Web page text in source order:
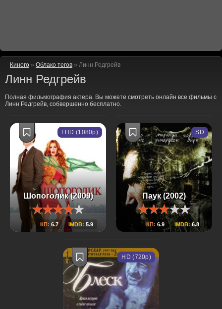
Киного » Облако тегов » Линн Редгрейв
Линн Редгрейв
Полная фильмография актера. Вы можете смотреть онлайн все фильмы с
Линн Редгрейв, собвершенно бесплатно.
Шопоголик (2009)
КП: 6.7 IMDB: 5.9
FHD (1080p)
Паук (2002)
КП: 6.9 IMDB:6.8
SD
HD (720p)